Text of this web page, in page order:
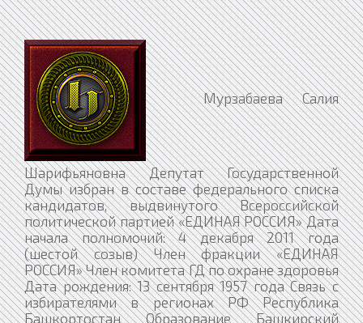
Мурзабаева Салия
Шарифьяновна Депутат Государственной
Думы избран в составе федерального списка
кандидатов, выдвинутого Всероссийской
политической партией «ЕДИНАЯ РОССИЯ» Дата
начала полномочий: 4 декабря 2011 года
(шестой созыв) Член фракции «ЕДИНАЯ
РОССИЯ» Член комитета ГД по охране здоровья
Дата рождения: 13 сентября 1957 года Связь с
избирателями в регионах РФ Республика
Башкортостан Образование Башкирский